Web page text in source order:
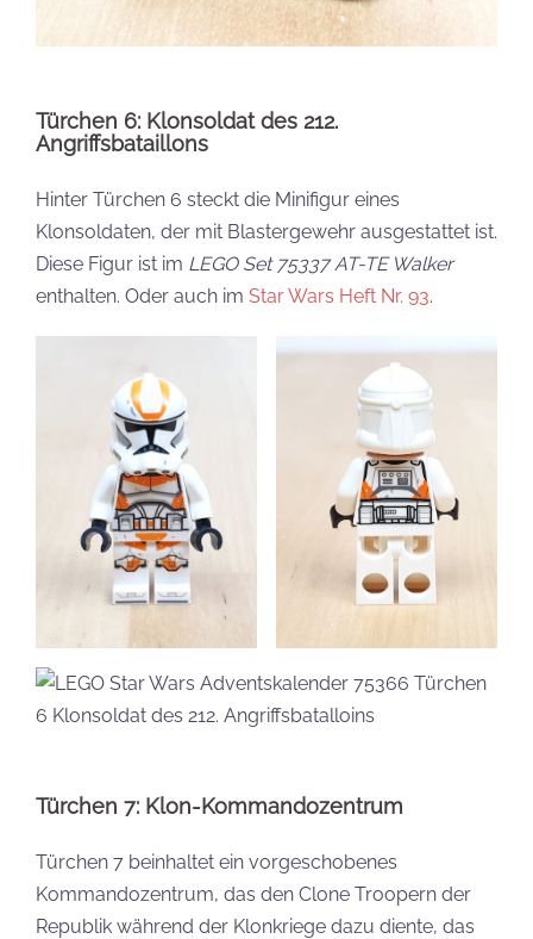
Türchen 6: Klonsoldat des 212.
Angriffsbataillons
Hinter Türchen 6 steckt die Minifigur eines
Klonsoldaten, der mit Blastergewehr ausgestattet ist.
Diese Figur ist im LEGO Set 75337 AT-TE Walker
enthalten. Oder auch im Star Wars Heft Nr. 93.
Türchen 7: Klon-Kommandozentrum
Türchen 7 beinhaltet ein vorgeschobenes
Kommandozentrum, das den Clone Troopern der
Republik während der Klonkriege dazu diente, das